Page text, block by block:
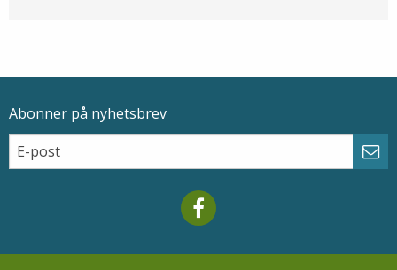
Epostadresse
Abonner på nyhetsbrev
Email
Mareano facebook